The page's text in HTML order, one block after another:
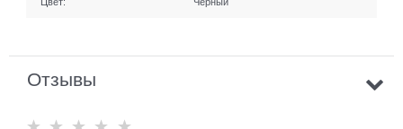
Цвет: Чёрный
Отзывы